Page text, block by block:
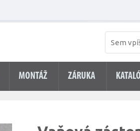
MONTÁŽ ZÁRUKA